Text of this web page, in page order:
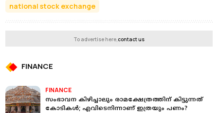
national stock exchange
To advertise here,contact us
FINANCE
FINANCE
സംഭാവന കിഴിച്ചാലും രാമക്ഷേത്രത്തിന് കിട്ടുന്നത്
കോടികൾ; എവിടെനിന്നാണ് ഇത്രയും പണം?